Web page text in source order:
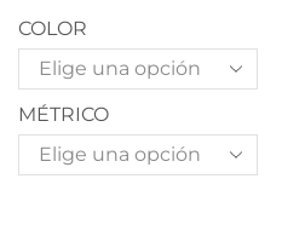
COLOR
MÉTRICO